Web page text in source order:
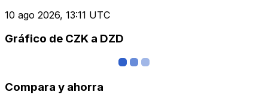
10 ago 2026, 13:11 UTC
Gráfico de CZK a DZD
Compara y ahorra